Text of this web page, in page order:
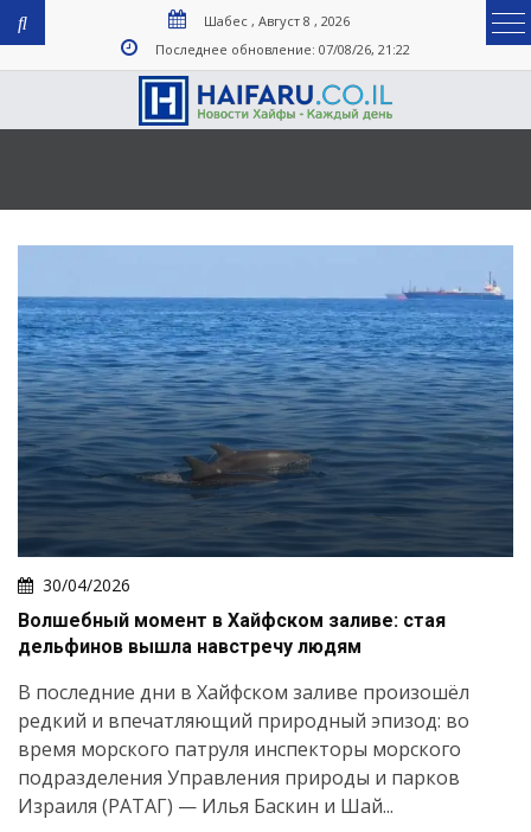
Шабес , Август 8 , 2026
Последнее обновление: 07/08/26, 21:22
30/04/2026
Волшебный момент в Хайфском заливе: стая
дельфинов вышла навстречу людям
В последние дни в Хайфском заливе произошёл
редкий и впечатляющий природный эпизод: во
время морского патруля инспекторы морского
подразделения Управления природы и парков
Израиля (РАТАГ) — Илья Баскин и Шай...